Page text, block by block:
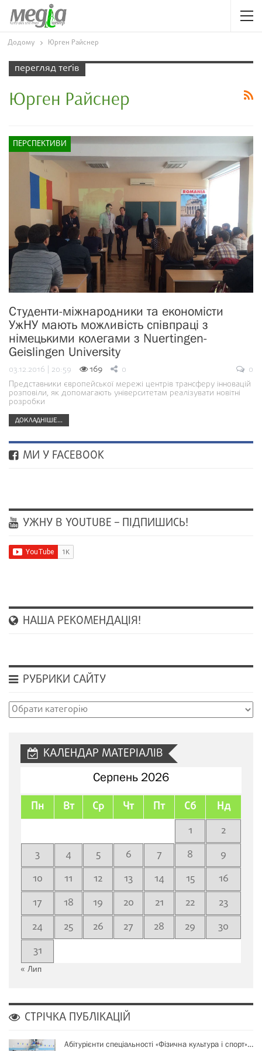
Додому Юрген Райснер
перегляд теґів
Юрген Райснер
ПЕРСПЕКТИВИ
Студенти-міжнародники та економісти
УжНУ мають можливість співпраці з
німецькими колегами з Nuertingen-
Geislingen University
03.12.2016 | 20:59 169 0
0
Представники європейської мережі центрів трансферу інновацій
розповіли, як допомагають університетам реалізувати новітні
розробки
ДОКЛАДНІШЕ...
МИ У FACEBOOK
УЖНУ В YOUTUBE – ПІДПИШИСЬ!
НАША РЕКОМЕНДАЦІЯ!
РУБРИКИ САЙТУ
Рубрики
КАЛЕНДАР МАТЕРІАЛІВ
Серпень 2026
Пн Вт Ср Чт Пт Сб Нд
1
2
3
4 5 6 7 8
9
10
11 12 13 14 15
16
17
18 19 20 21 22
23
24
25 26 27 28 29
30
31
« Лип
СТРІЧКА ПУБЛІКАЦІЙ
Абітурієнти спеціальності «Фізична культура і спорт»…